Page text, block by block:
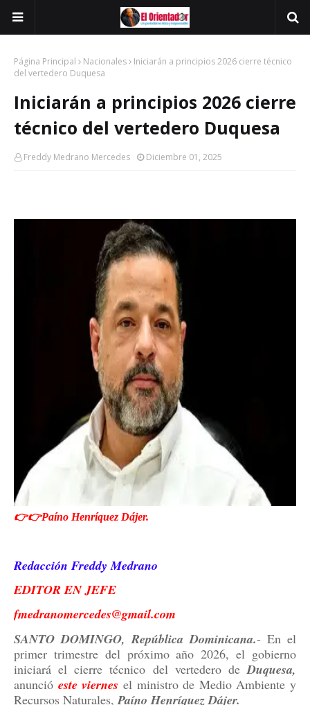
Página Principal Nacionales
Iniciarán a principios 2026 cierre técnico
del vertedero Duquesa
Iniciarán a principios 2026 cierre
técnico del vertedero Duquesa
Freddy Medrano Mercedes Diciembre 01, 2025
👉👉Paíno Henríquez Dájer.
Redacción Freddy Medrano
EDITOR EN JEFE
fmedranomercedes@gmail.com
SANTO DOMINGO, República Dominicana.- En el
primer trimestre del próximo año 2026, el gobierno
iniciará el cierre técnico del vertedero deDuquesa,
anunció este viernes el ministro de Medio Ambiente y
Recursos Naturales,Paíno Henríquez Dájer.